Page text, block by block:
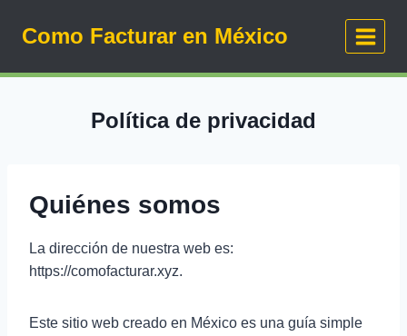
Como Facturar en México
Política de privacidad
Quiénes somos
La dirección de nuestra web es:
https://comofacturar.xyz.
Este sitio web creado en México es una guía simple